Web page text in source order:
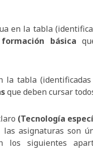
en la tabla
básica
la tabla
que deben cursar
(Tecnología
asignaturas son
los siguientes